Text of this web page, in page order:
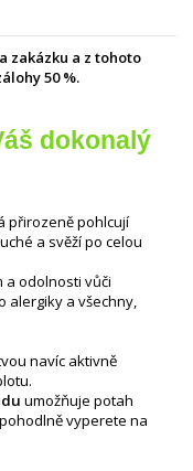
zakázku a z tohoto
50 %.
dokonalý
přirozeně pohlcují
a svěží po celou
a odolnosti vůči
alergiky a všechny,
navíc aktivně
umožňuje potah
vyperete na